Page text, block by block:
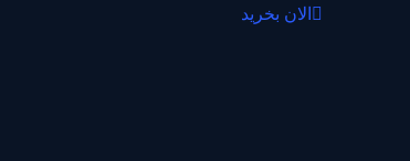
الان بخرید